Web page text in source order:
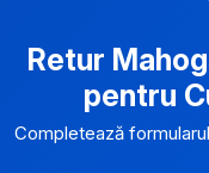
Retur
pentru
Completează